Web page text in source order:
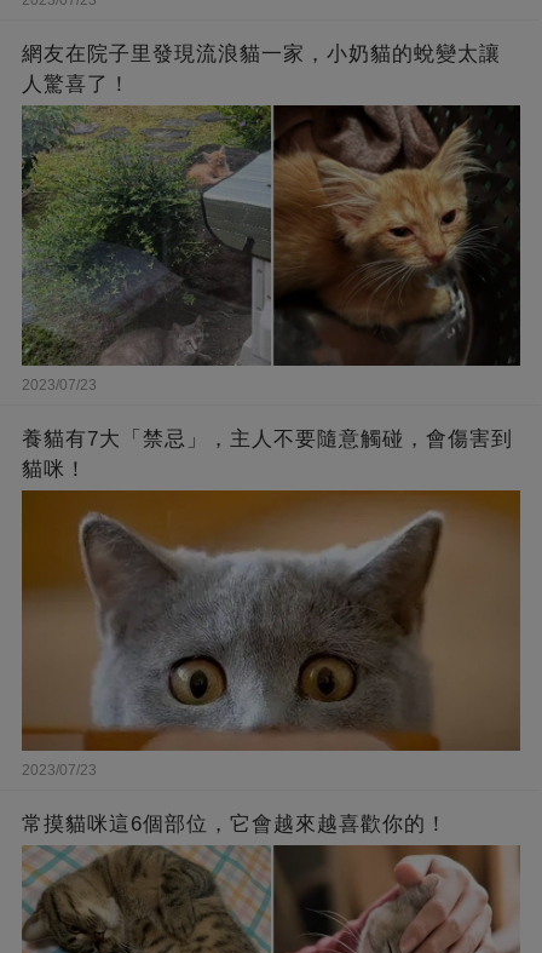
網友在院子里發現流浪貓一家，小奶貓的蛻變太讓
人驚喜了！
2023/07/23
養貓有7大「禁忌」，主人不要隨意觸碰，會傷害到
貓咪！
2023/07/23
常摸貓咪這6個部位，它會越來越喜歡你的！